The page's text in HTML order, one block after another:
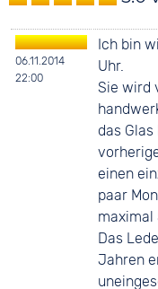
06.11.2014
22:00
Ich bin
Uhr.
Sie wird
das
einen
paar
maximal
Das
Jahren